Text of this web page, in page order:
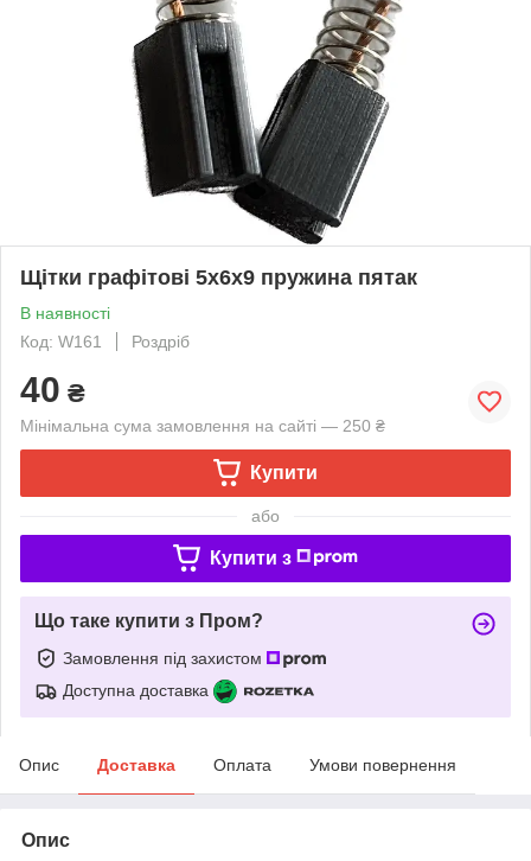
Щітки графітові 5х6х9 пружина пятак
В наявності
Код: W161
Роздріб
40 ₴
Мінімальна сума замовлення на сайті — 250 ₴
Купити
або
Купити з
Що таке купити з Пром?
Замовлення під захистом
Доступна доставка
Опис Доставка Оплата Умови повернення
Опис